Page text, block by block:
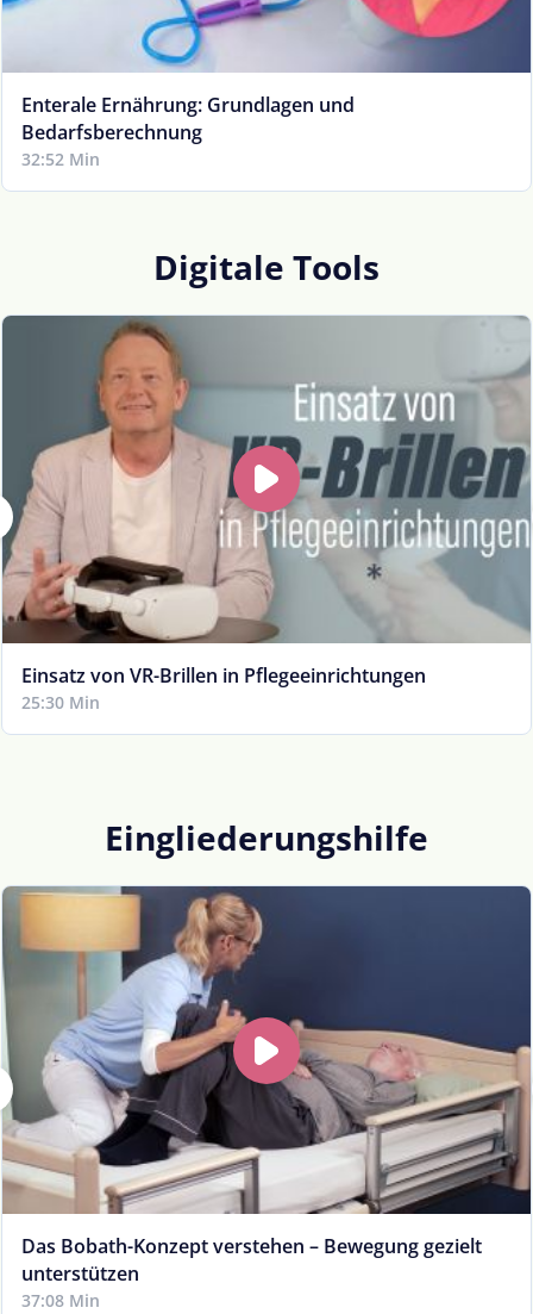
Enterale Ernährung: Grundlagen und
Bedarfsberechnung
32:52 Min
Digitale Tools
Einsatz von VR-Brillen in Pflegeeinrichtungen
25:30 Min
Eingliederungshilfe
Das Bobath-Konzept verstehen – Bewegung gezielt
unterstützen
37:08 Min